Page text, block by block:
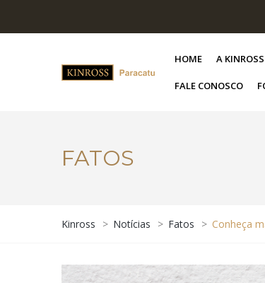
HOME A KINROSS
FALE CONOSCO
FATOS
Kinross > Notícias > Fatos > Conheça